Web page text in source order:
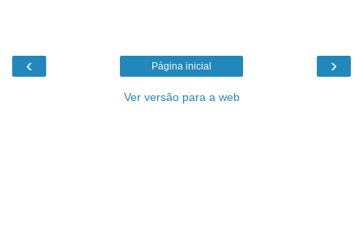
‹ ›
Página inicial
Ver versão para a web